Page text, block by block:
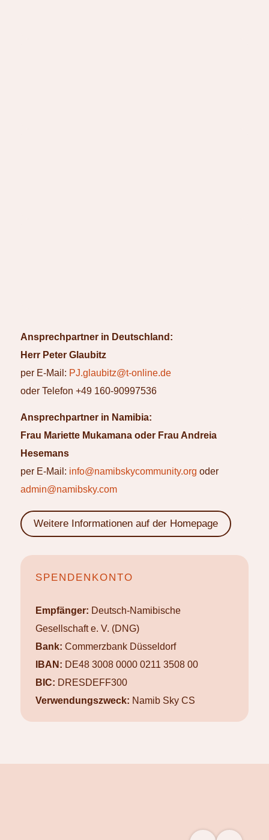
Ansprechpartner in Deutschland:
Herr Peter Glaubitz
per E-Mail: PJ.glaubitz@t-online.de
oder Telefon +49 160-90997536
Ansprechpartner in Namibia:
Frau Mariette Mukamana oder Frau Andreia
Hesemans
per E-Mail: info@namibskycommunity.org oder
admin@namibsky.com
Weitere Informationen auf der Homepage
SPENDENKONTO
Empfänger: Deutsch-Namibische
Gesellschaft e. V. (DNG)
Bank: Commerzbank Düsseldorf
IBAN: DE48 3008 0000 0211 3508 00
BIC: DRESDEFF300
Verwendungszweck: Namib Sky CS